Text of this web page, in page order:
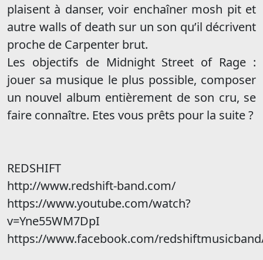
plaisent à danser, voir enchaîner mosh pit et
autre walls of death sur un son qu’il décrivent
proche de Carpenter brut.
Les objectifs de Midnight Street of Rage :
jouer sa musique le plus possible, composer
un nouvel album entièrement de son cru, se
faire connaître. Etes vous prêts pour la suite ?
REDSHIFT
http://www.redshift-band.com/
https://www.youtube.com/watch?
v=Yne55WM7DpI
https://www.facebook.com/